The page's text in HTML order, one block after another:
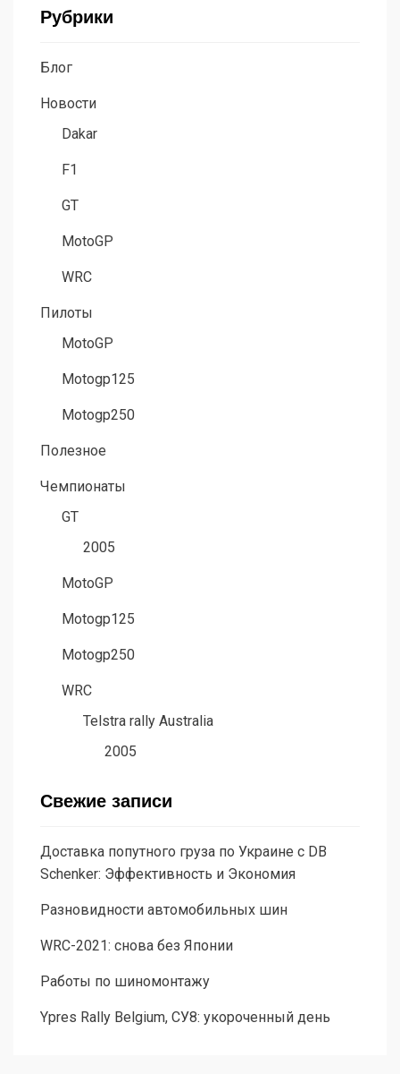
Рубрики
Блог
Новости
Dakar
F1
GT
MotoGP
WRC
Пилоты
MotoGP
Motogp125
Motogp250
Полезное
Чемпионаты
GT
2005
MotoGP
Motogp125
Motogp250
WRC
Telstra rally Australia
2005
Свежие записи
Доставка попутного груза по Украине с DB
Schenker: Эффективность и Экономия
Разновидности автомобильных шин
WRC-2021: снова без Японии
Работы по шиномонтажу
Ypres Rally Belgium, СУ8: укороченный день